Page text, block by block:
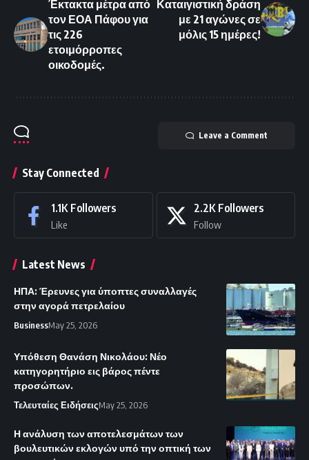
Έκτακτα μέτρα από
τον ΕΟΑ Πάφου για
τις 226
ετοιμόρροπες
οικοδομές.
Καταιγιστική δράση
με 21 αγώνες σε
μόλις 15 ημέρες!
Leave a Comment
Stay Connected
1.1K Followers
Like
2.2K Followers
Follow
Latest News
ΗΠΑ: Έρευνες για ύποπτες συναλλαγές
στην αγορά πετρελαίου
BusinessMay 25, 2026
Υπόθεση Θανάση Νικολάου: Νέο
κατηγορητήριο εις βάρος πέντε
προσώπων.
Τελευταίες ΕιδήσειςMay 25, 2026
Η ανάλυση των αποτελεσμάτων των
βουλευτικών εκλογών υπό την οπτική των